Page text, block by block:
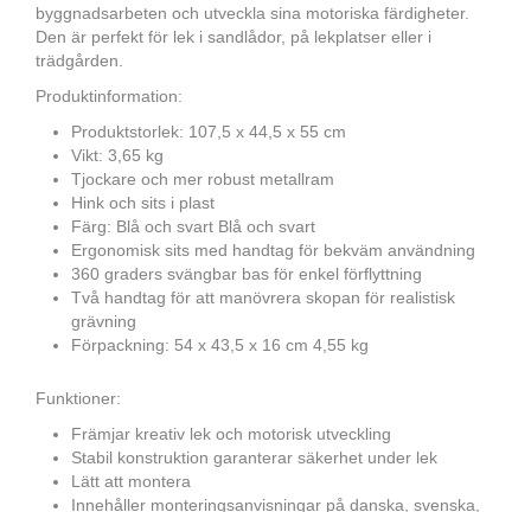
byggnadsarbeten och utveckla sina motoriska färdigheter.
Den är perfekt för lek i sandlådor, på lekplatser eller i
trädgården.
Produktinformation:
Produktstorlek: 107,5 x 44,5 x 55 cm
Vikt: 3,65 kg
Tjockare och mer robust metallram
Hink och sits i plast
Färg: Blå och svart Blå och svart
Ergonomisk sits med handtag för bekväm användning
360 graders svängbar bas för enkel förflyttning
Två handtag för att manövrera skopan för realistisk
grävning
Förpackning: 54 x 43,5 x 16 cm 4,55 kg
Funktioner:
Främjar kreativ lek och motorisk utveckling
Stabil konstruktion garanterar säkerhet under lek
Lätt att montera
Innehåller monteringsanvisningar på danska, svenska,